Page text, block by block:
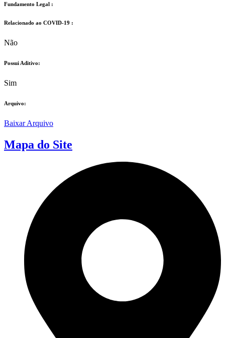
Fundamento Legal :​
Relacionado ao COVID-19 :​
Não
Possui Aditivo:​
Sim
Arquivo:
Baixar Arquivo
Mapa do Site